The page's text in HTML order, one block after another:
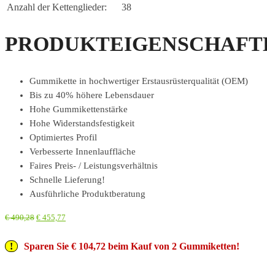
Anzahl der Kettenglieder:
38
Gummikette in hochwertiger Erstausrüsterqualität (OEM)
Bis zu 40% höhere Lebensdauer
Hohe Gummikettenstärke
Hohe Widerstandsfestigkeit
Optimiertes Profil
Verbesserte Innenlauffläche
Faires Preis- / Leistungsverhältnis
Schnelle Lieferung!
Ausführliche Produktberatung
€490,28 € 455,77
Sparen Sie € 104,72 beim Kauf von 2 Gummiketten!